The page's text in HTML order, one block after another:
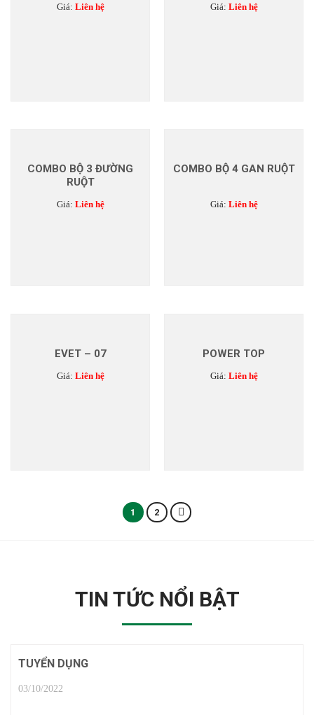
Giá: Liên hệ Giá: Liên hệ
COMBO BỘ 3 ĐƯỜNG
RUỘT
Giá: Liên hệ
COMBO BỘ 4 GAN RUỘT
Giá: Liên hệ
EVET – 07
Giá: Liên hệ
POWER TOP
Giá: Liên hệ
1 2
TIN TỨC NỔI BẬT
TUYỂN DỤNG
03/10/2022